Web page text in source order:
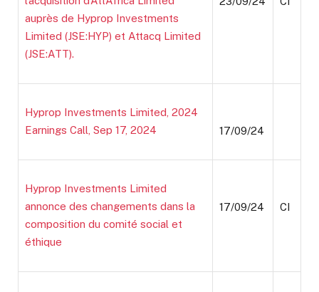
auprès de Hyprop Investments
Limited (JSE:HYP) et Attacq Limited
(JSE:ATT).
Hyprop Investments Limited, 2024
Earnings Call, Sep 17, 2024
17/09/24
Hyprop Investments Limited
annonce des changements dans la
composition du comité social et
éthique
17/09/24 CI